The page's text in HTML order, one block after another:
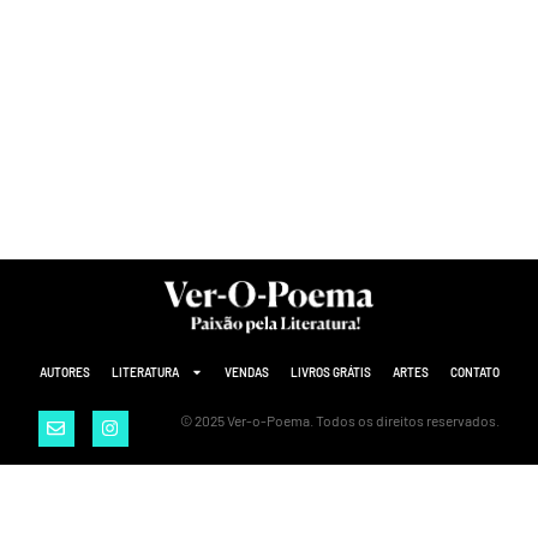
AUTORES LITERATURA VENDAS LIVROS GRÁTIS ARTES CONTATO
© 2025 Ver-o-Poema. Todos os direitos reservados.